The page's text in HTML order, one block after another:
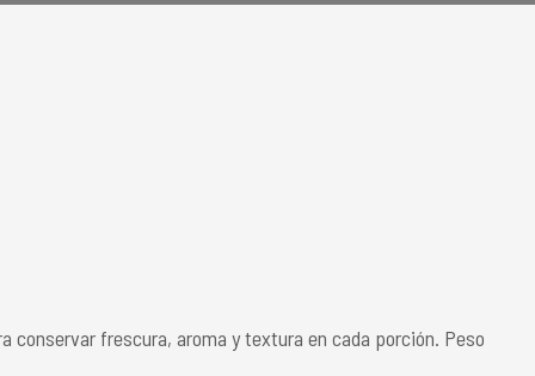
conservar frescura, aroma y textura en cada porción. Peso